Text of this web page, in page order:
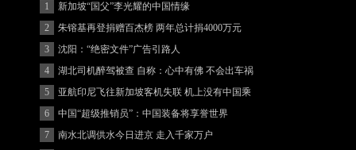
1
新加坡“国父”李光耀的中国情缘
2
朱镕基再登捐赠百杰榜 两年总计捐4000万元
3
沈阳：“绝密文件”广告引路人
4
湖北司机醉驾被查 自称：心中有佛 不会出车祸
(图)
5
亚航印尼飞往新加坡客机失联 机上没有中国乘
客
6
中国“超级推销员”：中国装备将享誉世界
7
南水北调供水今日进京 走入千家万户